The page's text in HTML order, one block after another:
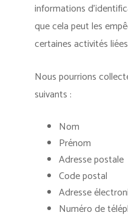
informations
que cela peut les
certaines activités
Nous pourrions
suivants :
Nom
Prénom
Adresse postale
Code postal
Adresse
Numéro de